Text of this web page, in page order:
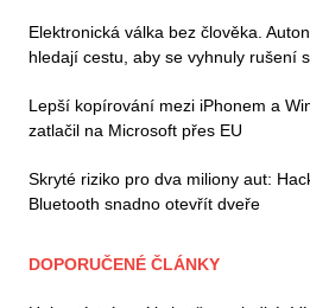
Elektronická válka bez člověka.
hledají cestu, aby se vyhnuly rušení
Lepší kopírování mezi iPhonem a
zatlačil na Microsoft přes EU
Skryté riziko pro dva miliony aut:
Bluetooth snadno otevřít dveře
DOPORUČENÉ ČLÁNKY